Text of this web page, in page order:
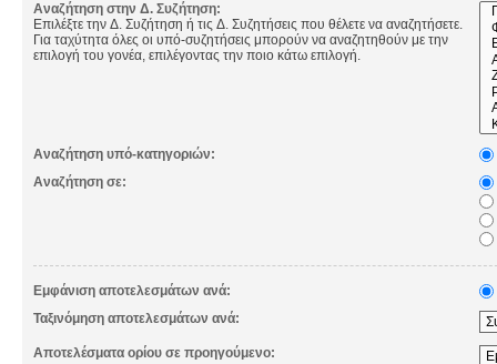
Αναζήτηση στην Δ. Συζήτηση:
Επιλέξτε την Δ. Συζήτηση ή τις Δ. Συζητήσεις που θέλετε να αναζητήσετε.
Για ταχύτητα όλες οι υπό-συζητήσεις μπορούν να αναζητηθούν με την
επιλογή του γονέα, επιλέγοντας την ποιο κάτω επιλογή.
Αναζήτηση υπό-κατηγοριών:
Αναζήτηση σε:
Εμφάνιση αποτελεσμάτων ανά:
Ταξινόμηση αποτελεσμάτων ανά:
Αποτελέσματα ορίου σε προηγούμενο: